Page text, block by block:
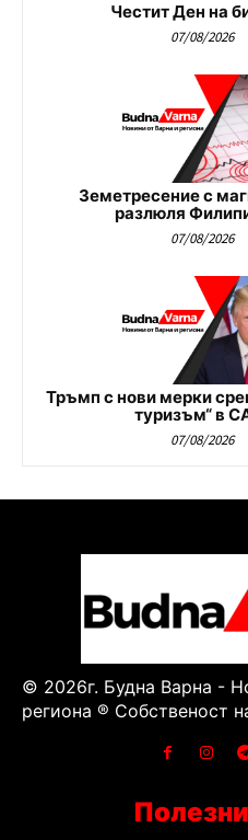
Честит Ден на
07/08/2026
Земетресение с
разлюля
07/08/2026
Тръмп с нови мерки
туризъм“ в
07/08/2026
© 2026г. Будна Варна -
региона ® Собственост